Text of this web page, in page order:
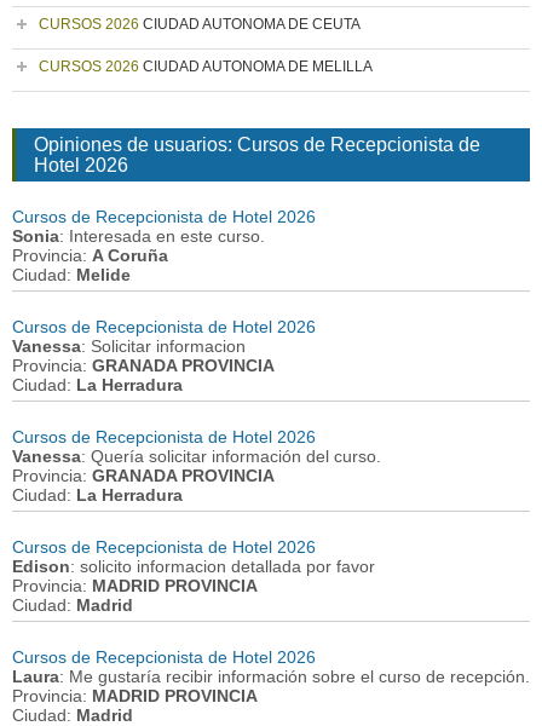
CURSOS 2026 CIUDAD AUTONOMA DE CEUTA
CURSOS 2026 CIUDAD AUTONOMA DE MELILLA
Opiniones de usuarios: Cursos de Recepcionista de
Hotel 2026
Cursos de Recepcionista de Hotel 2026
Sonia: Interesada en este curso.
Provincia: A Coruña
Ciudad: Melide
Cursos de Recepcionista de Hotel 2026
Vanessa: Solicitar informacion
Provincia: GRANADA PROVINCIA
Ciudad: La Herradura
Cursos de Recepcionista de Hotel 2026
Vanessa: Quería solicitar información del curso.
Provincia: GRANADA PROVINCIA
Ciudad: La Herradura
Cursos de Recepcionista de Hotel 2026
Edison: solicito informacion detallada por favor
Provincia: MADRID PROVINCIA
Ciudad: Madrid
Cursos de Recepcionista de Hotel 2026
Laura: Me gustaría recibir información sobre el curso de recepción.
Provincia: MADRID PROVINCIA
Ciudad: Madrid